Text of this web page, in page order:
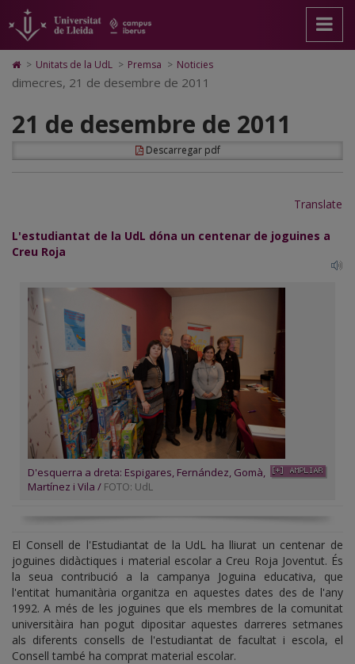
21
de
desembre
de
2011
pàgina
principal.
Universitat
Lleida
contingut
principal
Mapa
Web.
Universitat
Cerca
Accessibilitat.
Universitat
Lleida
Icono
de
Home
ir
a
página
de
> Unitats de la UdL > Premsa > Noticies
dimecres, 21 de desembre de 2011
21 de desembre de 2011
Descarregar pdf
Translate
L'estudiantat de la UdL dóna un centenar de joguines a
Creu Roja
D'esquerra a dreta: Espigares, Fernández, Gomà,
Martínez i Vila / FOTO: UdL
El Consell de l'Estudiantat de la UdL ha lliurat un centenar de
joguines didàctiques i material escolar a Creu Roja Joventut. És
la seua contribució a la campanya Joguina educativa, que
l'entitat humanitària organitza en aquestes dates des de l'any
1992. A més de les joguines que els membres de la comunitat
universitàira han pogut dipositar aquestes darreres setmanes
als diferents consells de l'estudiantat de facultat i escola, el
Consell també ha comprat material escolar.